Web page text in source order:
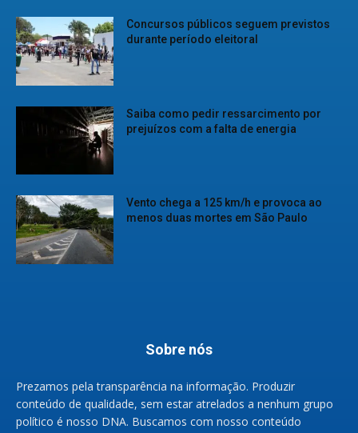
Concursos públicos seguem previstos
durante período eleitoral
Saiba como pedir ressarcimento por
prejuízos com a falta de energia
Vento chega a 125 km/h e provoca ao
menos duas mortes em São Paulo
Sobre nós
Prezamos pela transparência na informação. Produzir
conteúdo de qualidade, sem estar atrelados a nenhum grupo
político é nosso DNA. Buscamos com nosso conteúdo